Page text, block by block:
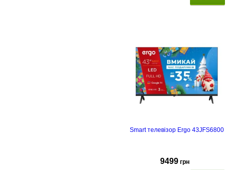
Smart телевізор Ergo 43JFS6800
9499 грн